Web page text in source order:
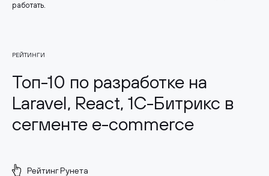
работать.
РЕЙТИНГИ
Топ-10 по разработке на
Laravel, React, 1С-Битрикс в
сегменте e-commerce
Рейтинг Рунета